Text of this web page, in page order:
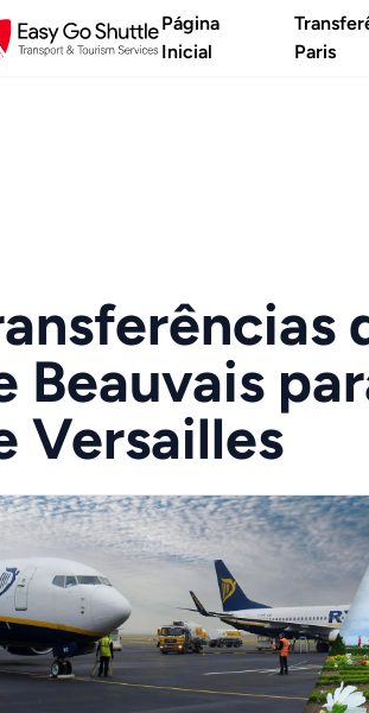
Página
Inicial
Paris
Beauvais
Versailles